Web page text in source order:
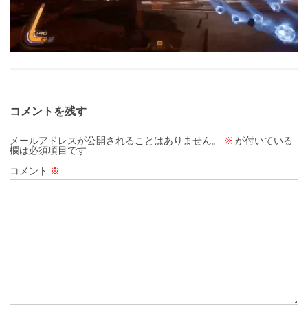
コメントを残す
メールアドレスが公開されることはありません。 ※ が付いている
欄は必須項目です
コメント ※